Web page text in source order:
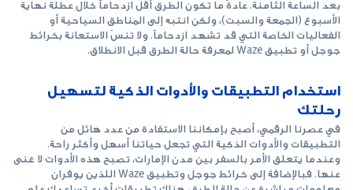
بعد الساعة الثامنة. عادةً ما تكون الطرق أقل ازدحاماً خلال عطلة نهاية
الأسبوع (الجمعة والسبت)، ولكن انتبه إلى المناطق السياحية أو
الفعاليات الخاصة التي قد تشهد ازدحاماً. ولا تنسَ الاستعانة بخرائط
جوجل أو تطبيق Waze لمعرفة حالة الطرق قبل الانطلاق.
استخدام التطبيقات والأدوات الذكية لتسهيل
رحلتك
في عصرنا الرقمي، أصبح بإمكاننا الاستفادة من عدد هائل من
التطبيقات والأدوات الذكية التي تجعل حياتنا أسهل وأكثر راحة.
وعندما يتعلق الأمر بالسفر بين مدن الإمارات، تصبح هذه الأدوات لا غنى
عنها. فبالإضافة إلى خرائط جوجل وتطبيق Waze اللذين يوفران